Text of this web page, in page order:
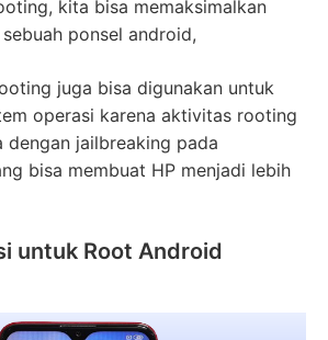
kita bisa memaksimalkan
ponsel android,
juga bisa digunakan untuk
operasi karena aktivitas rooting
dengan jailbreaking pada
bisa membuat HP menjadi lebih
untuk Root Android